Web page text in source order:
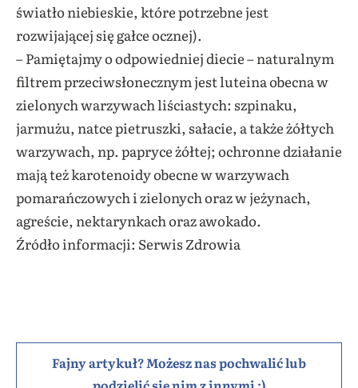
światło niebieskie, które potrzebne jest
rozwijającej się gałce ocznej).
– Pamiętajmy o odpowiedniej diecie – naturalnym
filtrem przeciwsłonecznym jest luteina obecna w
zielonych warzywach liściastych: szpinaku,
jarmużu, natce pietruszki, sałacie, a także żółtych
warzywach, np. papryce żółtej; ochronne działanie
mają też karotenoidy obecne w warzywach
pomarańczowych i zielonych oraz w jeżynach,
agreście, nektarynkach oraz awokado.
Źródło informacji: Serwis Zdrowia
Fajny artykuł? Możesz nas pochwalić lub